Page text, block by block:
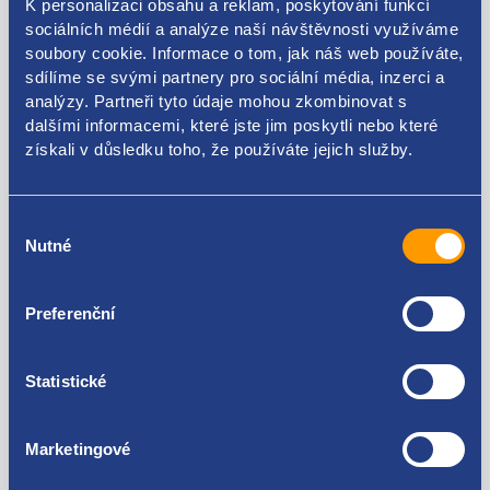
K personalizaci obsahu a reklam, poskytování funkcí
sociálních médií a analýze naší návštěvnosti využíváme
soubory cookie. Informace o tom, jak náš web používáte,
sdílíme se svými partnery pro sociální média, inzerci a
analýzy. Partneři tyto údaje mohou zkombinovat s
dalšími informacemi, které jste jim poskytli nebo které
získali v důsledku toho, že používáte jejich služby.
souhlasu
Nutné
Preferenční
Statistické
Marketingové
Kódy produktu
6X0959455F
Škoda Octavia I 1996-2010
Volkswagen Golf IV 1997 - 2007
Volkswagen Polo (6N2) 1999 - 2001